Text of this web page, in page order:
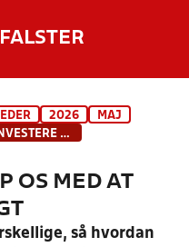
OG NYHEDER
2026
MAJ
HVEM ER I? HJÆLP OS MED AT INVESTERE RIGTIGT
OS MED AT
så hvordan